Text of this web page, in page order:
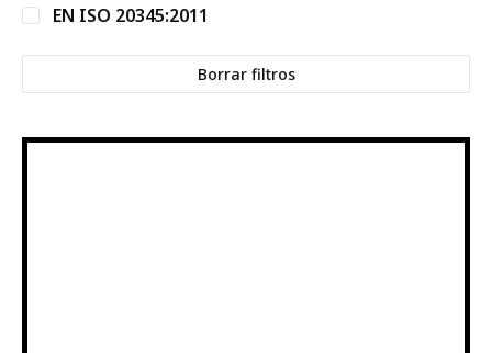
EN ISO 20345:2011
Borrar filtros